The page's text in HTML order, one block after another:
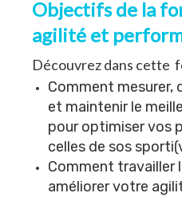
Objectifs de la
agilité et
Découvrez dans cette
Comment mesurer,
et maintenir le
pour optimiser vos
celles de sos
Comment
améliorer votre